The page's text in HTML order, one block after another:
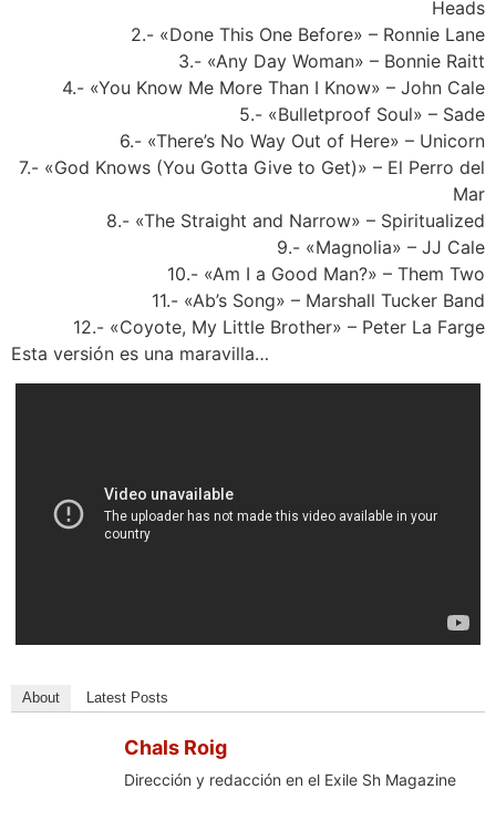
Heads
2.- «Done This One Before» – Ronnie Lane
3.- «Any Day Woman» – Bonnie Raitt
4.- «You Know Me More Than I Know» – John Cale
5.- «Bulletproof Soul» – Sade
6.- «There’s No Way Out of Here» – Unicorn
7.- «God Knows (You Gotta Give to Get)» – El Perro del
Mar
8.- «The Straight and Narrow» – Spiritualized
9.- «Magnolia» – JJ Cale
10.- «Am I a Good Man?» – Them Two
11.- «Ab’s Song» – Marshall Tucker Band
12.- «Coyote, My Little Brother» – Peter La Farge
Esta versión es una maravilla…
About Latest Posts
Chals Roig
Dirección y redacción en el Exile Sh Magazine